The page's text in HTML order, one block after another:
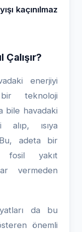
kaçınılmaz
Çalışır?
enerjiyi
teknoloji
bile havadaki
alıp, ısıya
Bu, adeta bir
fosil yakıt
vermeden
da bu
önemli